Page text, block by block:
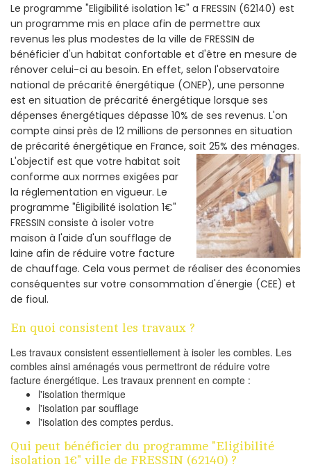
Le programme "Eligibilité isolation 1€" a FRESSIN (62140) est
un programme mis en place afin de permettre aux
revenus les plus modestes de la ville de FRESSIN de
bénéficier d'un habitat confortable et d'être en mesure de
rénover celui-ci au besoin. En effet, selon l'observatoire
national de précarité énergétique (ONEP), une personne
est en situation de précarité énergétique lorsque ses
dépenses énergétiques dépasse 10% de ses revenus. L'on
compte ainsi près de 12 millions de personnes en situation
de précarité énergétique en France, soit 25% des ménages.
L'objectif est que votre habitat soit
conforme aux normes exigées par
la réglementation en vigueur. Le
programme "Éligibilité isolation 1€"
FRESSIN consiste à isoler votre
maison à l'aide d'un soufflage de
laine afin de réduire votre facture
de chauffage. Cela vous permet de réaliser des économies
conséquentes sur votre consommation d'énergie (CEE) et
de fioul.
En quoi consistent les travaux ?
Les travaux consistent essentiellement à isoler les combles. Les
combles ainsi aménagés vous permettront de réduire votre
facture énergétique. Les travaux prennent en compte :
l'isolation thermique
l'isolation par soufflage
l'isolation des comptes perdus.
Qui peut bénéficier du programme "Eligibilité
isolation 1€" ville de FRESSIN (62140) ?